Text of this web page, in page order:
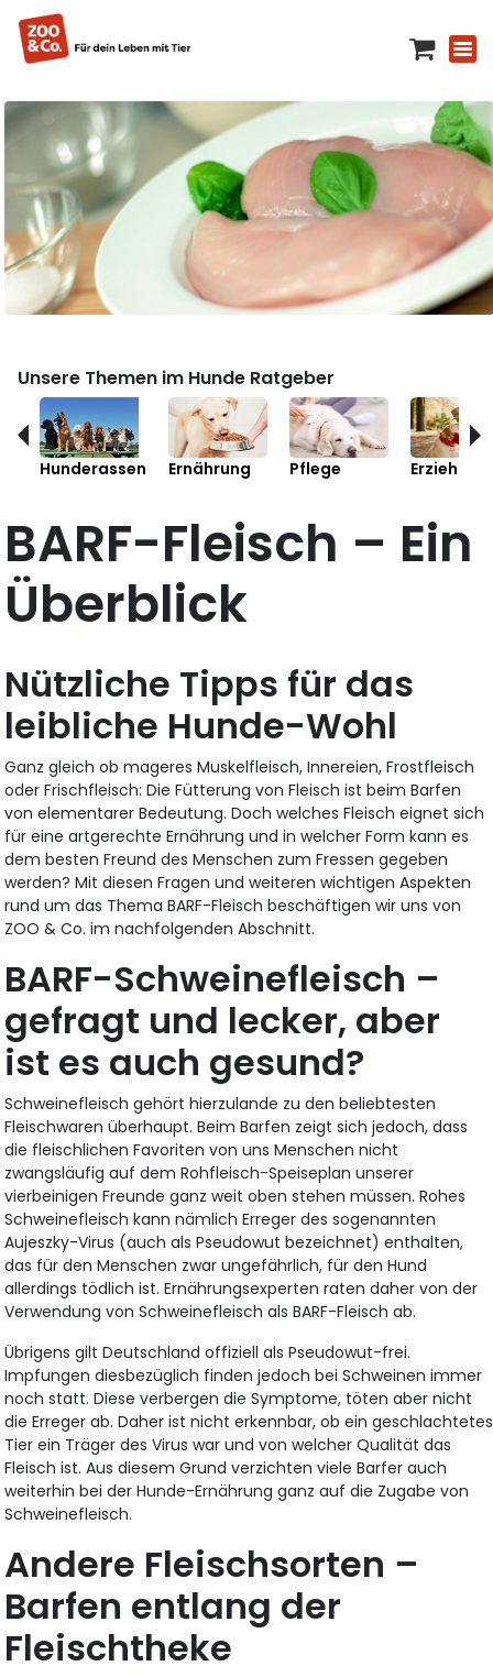
Unsere Themen im Hunde Ratgeber
Hunderassen Ernährung Pflege Erziehung
BARF-Fleisch – Ein
Überblick
Nützliche Tipps für das
leibliche Hunde-Wohl
Ganz gleich ob mageres Muskelfleisch, Innereien, Frostfleisch
oder Frischfleisch: Die Fütterung von Fleisch ist beim Barfen
von elementarer Bedeutung. Doch welches Fleisch eignet sich
für eine artgerechte Ernährung und in welcher Form kann es
dem besten Freund des Menschen zum Fressen gegeben
werden? Mit diesen Fragen und weiteren wichtigen Aspekten
rund um das Thema BARF-Fleisch beschäftigen wir uns von
ZOO & Co. im nachfolgenden Abschnitt.
BARF-Schweinefleisch –
gefragt und lecker, aber
ist es auch gesund?
Schweinefleisch gehört hierzulande zu den beliebtesten
Fleischwaren überhaupt. Beim Barfen zeigt sich jedoch, dass
die fleischlichen Favoriten von uns Menschen nicht
zwangsläufig auf dem Rohfleisch-Speiseplan unserer
vierbeinigen Freunde ganz weit oben stehen müssen. Rohes
Schweinefleisch kann nämlich Erreger des sogenannten
Aujeszky-Virus (auch als Pseudowut bezeichnet) enthalten,
das für den Menschen zwar ungefährlich, für den Hund
allerdings tödlich ist. Ernährungsexperten raten daher von der
Verwendung von Schweinefleisch als BARF-Fleisch ab.
Übrigens gilt Deutschland offiziell als Pseudowut-frei.
Impfungen diesbezüglich finden jedoch bei Schweinen immer
noch statt. Diese verbergen die Symptome, töten aber nicht
die Erreger ab. Daher ist nicht erkennbar, ob ein geschlachtetes
Tier ein Träger des Virus war und von welcher Qualität das
Fleisch ist. Aus diesem Grund verzichten viele Barfer auch
weiterhin bei der Hunde-Ernährung ganz auf die Zugabe von
Schweinefleisch.
Andere Fleischsorten –
Barfen entlang der
Fleischtheke